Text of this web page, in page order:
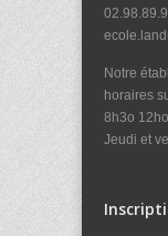
Notre
horaires
8h3o
Jeudi et